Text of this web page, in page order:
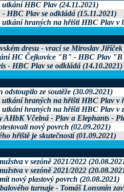
utkání HBC Plav (24.11.2021)
HBC Plav se odkládá (15.11.2021)
utkání hraných na hřišti HBC Plav v
dresu - vrací se Miroslav
HC Čejkovice "B" - HBC Plav
- HBC Plav se odkládá (14.10.2021)
odstoupilo ze soutěže (30.09.2021)
utkání hraných na hřišti HBC Plav v
utkání hraných na hřišti HBC Plav v
AHbK Včelná - Plav a Elephants -
nový povrch (02.09.2021)
hřiště je skutečností (01.09.2021)
v sezóně 2021/2022
v sezóně 2021/2022
nový plastový povrch (20.08.2021)
turnaje - Tomáš Lonsmín